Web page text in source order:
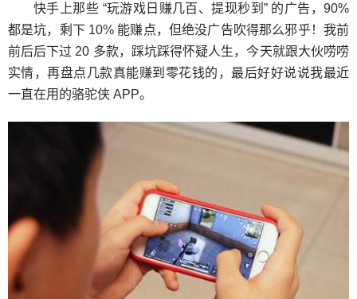
快手上那些 “玩游戏日赚几百、提现秒到” 的广告，90%
都是坑，剩下 10% 能赚点，但绝没广告吹得那么邪乎！我前
前后后下过 20 多款，踩坑踩得怀疑人生，今天就跟大伙唠唠
实情，再盘点几款真能赚到零花钱的，最后好好说说我最近
一直在用的骆驼侠 APP。